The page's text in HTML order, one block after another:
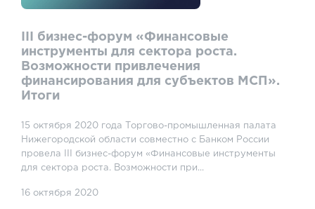
III бизнес-форум «Финансовые
инструменты для сектора роста.
Возможности привлечения
финансирования для субъектов МСП».
Итоги
15 октября 2020 года Торгово-промышленная палата
Нижегородской области совместно с Банком России
провела III бизнес-форум «Финансовые инструменты
для сектора роста. Возможности при...
16 октября 2020